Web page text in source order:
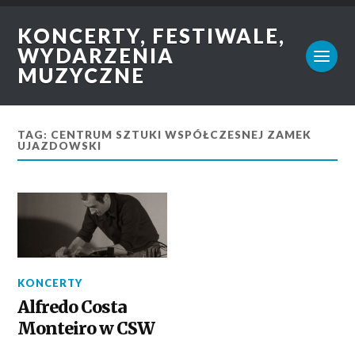
KONCERTY, FESTIWALE,
WYDARZENIA
MUZYCZNE
TAG: CENTRUM SZTUKI WSPÓŁCZESNEJ ZAMEK
UJAZDOWSKI
KONCERTY
Alfredo Costa
Monteiro w CSW